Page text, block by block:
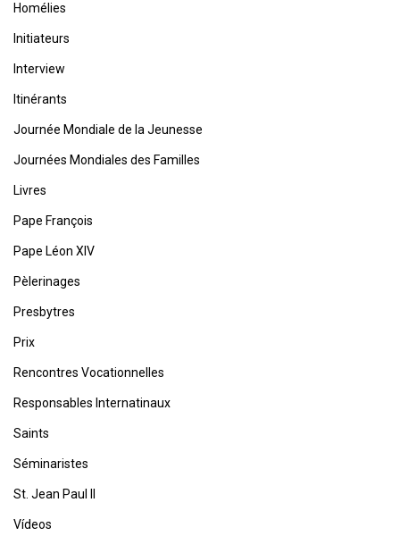
Homélies
Initiateurs
Interview
Itinérants
Journée Mondiale de la Jeunesse
Journées Mondiales des Familles
Livres
Pape François
Pape Léon XIV
Pèlerinages
Presbytres
Prix
Rencontres Vocationnelles
Responsables Internatinaux
Saints
Séminaristes
St. Jean Paul II
Vídeos